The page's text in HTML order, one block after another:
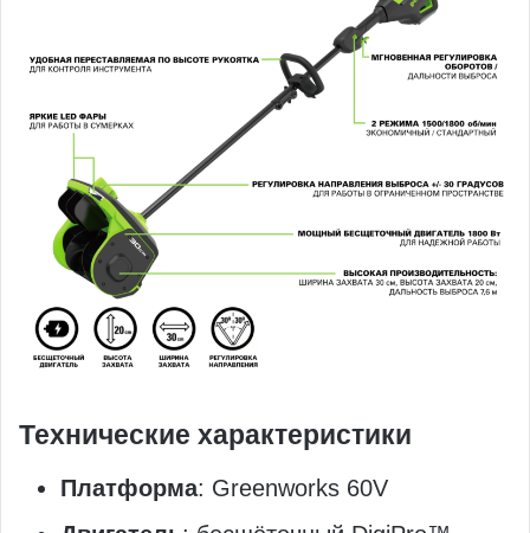
Технические характеристики
Платформа: Greenworks 60V